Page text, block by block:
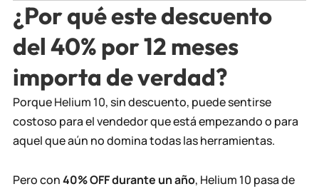
¿Por qué este descuento
del 40% por 12 meses
importa de verdad?
PorqueHelium 10, sin descuento, puede sentirse
costoso para el vendedor que está empezando o para
aquel que aún no domina todas las herramientas.
Pero con40% OFF durante un año, Helium 10 pasa de